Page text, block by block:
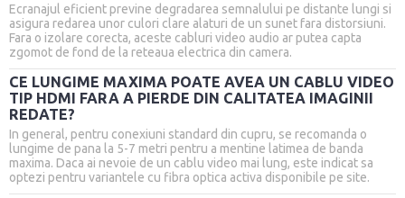
Ecranajul eficient previne degradarea semnalului pe distante lungi si
asigura redarea unor culori clare alaturi de un sunet fara distorsiuni.
Fara o izolare corecta, aceste cabluri video audio ar putea capta
zgomot de fond de la reteaua electrica din camera.
CE LUNGIME MAXIMA POATE AVEA UN CABLU VIDEO
TIP HDMI FARA A PIERDE DIN CALITATEA IMAGINII
REDATE?
In general, pentru conexiuni standard din cupru, se recomanda o
lungime de pana la 5-7 metri pentru a mentine latimea de banda
maxima. Daca ai nevoie de un cablu video mai lung, este indicat sa
optezi pentru variantele cu fibra optica activa disponibile pe site.